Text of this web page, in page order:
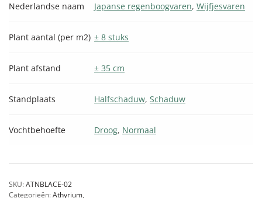
Nederlandse naam Japanse regenboogvaren,Wijfjesvaren
Plant aantal (per m2) ± 8 stuks
Plant afstand ± 35 cm
Standplaats Halfschaduw,Schaduw
Vochtbehoefte Droog, Normaal
SKU:ATNBLACE-02
Categorieën:Athyrium,